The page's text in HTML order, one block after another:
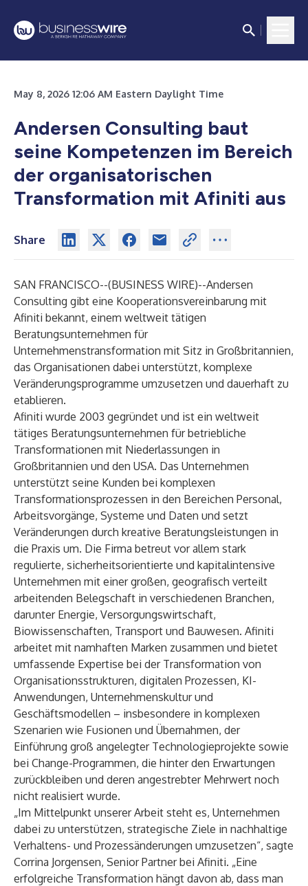
May 8, 2026 12:06 AM Eastern Daylight Time
Andersen Consulting baut
seine Kompetenzen im Bereich
der organisatorischen
Transformation mit Afiniti aus
Share
SAN FRANCISCO--(BUSINESS WIRE)--Andersen
Consulting gibt eine Kooperationsvereinbarung mit
Afiniti bekannt, einem weltweit tätigen
Beratungsunternehmen für
Unternehmenstransformation mit Sitz in Großbritannien,
das Organisationen dabei unterstützt, komplexe
Veränderungsprogramme umzusetzen und dauerhaft zu
etablieren.
Afiniti wurde 2003 gegründet und ist ein weltweit
tätiges Beratungsunternehmen für betriebliche
Transformationen mit Niederlassungen in
Großbritannien und den USA. Das Unternehmen
unterstützt seine Kunden bei komplexen
Transformationsprozessen in den Bereichen Personal,
Arbeitsvorgänge, Systeme und Daten und setzt
Veränderungen durch kreative Beratungsleistungen in
die Praxis um. Die Firma betreut vor allem stark
regulierte, sicherheitsorientierte und kapitalintensive
Unternehmen mit einer großen, geografisch verteilt
arbeitenden Belegschaft in verschiedenen Branchen,
darunter Energie, Versorgungswirtschaft,
Biowissenschaften, Transport und Bauwesen. Afiniti
arbeitet mit namhaften Marken zusammen und bietet
umfassende Expertise bei der Transformation von
Organisationsstrukturen, digitalen Prozessen, KI-
Anwendungen, Unternehmenskultur und
Geschäftsmodellen – insbesondere in komplexen
Szenarien wie Fusionen und Übernahmen, der
Einführung groß angelegter Technologieprojekte sowie
bei Change-Programmen, die hinter den Erwartungen
zurückbleiben und deren angestrebter Mehrwert noch
nicht realisiert wurde.
„Im Mittelpunkt unserer Arbeit steht es, Unternehmen
dabei zu unterstützen, strategische Ziele in nachhaltige
Verhaltens- und Prozessänderungen umzusetzen“, sagte
Corrina Jorgensen, Senior Partner bei Afiniti. „Eine
erfolgreiche Transformation hängt davon ab, dass man